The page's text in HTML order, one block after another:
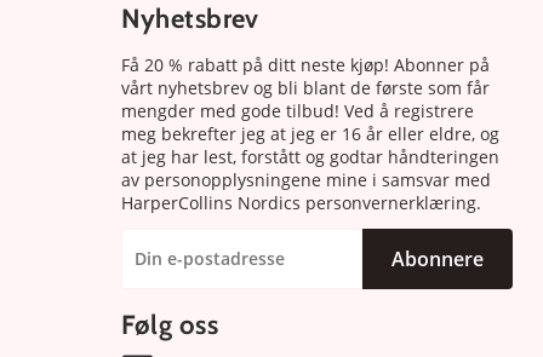
Nyhetsbrev
Få 20 % rabatt på ditt neste kjøp! Abonner på
vårt nyhetsbrev og bli blant de første som får
mengder med gode tilbud! Ved å registrere
meg bekrefter jeg at jeg er 16 år eller eldre, og
at jeg har lest, forstått og godtar håndteringen
av personopplysningene mine i samsvar med
HarperCollins Nordics personvernerklæring.
Abonnere
Følg oss